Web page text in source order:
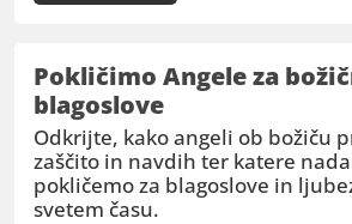
Pokličimo Angele za
blagoslove
Odkrijte, kako angeli ob božiču
zaščito in navdih ter katere
pokličemo za blagoslove in
svetem času.